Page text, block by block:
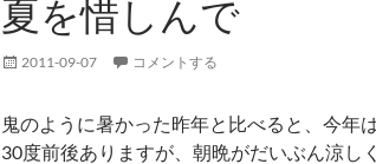
夏を惜しんで
2011-09-07 コメントする
鬼のように暑かった昨年と比べると、今年
30度前後ありますが、朝晩がだいぶん涼し